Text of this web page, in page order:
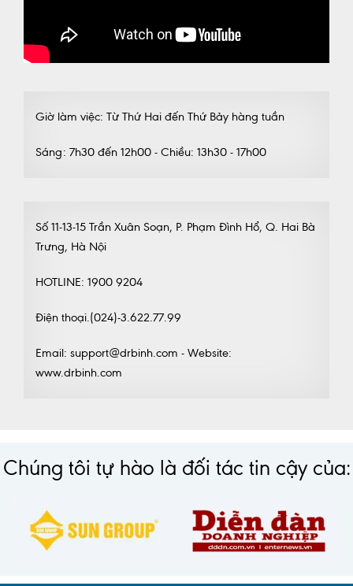
Giờ làm việc: Từ Thứ Hai đến Thứ Bảy hàng tuần
Sáng: 7h30 đến 12h00 - Chiều: 13h30 - 17h00
Số 11-13-15 Trần Xuân Soạn, P. Phạm Đình Hổ, Q. Hai Bà
Trưng, Hà Nội
HOTLINE: 1900 9204
Điện thoại.(024)-3.622.77.99
Email: support@drbinh.com - Website:
www.drbinh.com
Chúng tôi tự hào là đối tác tin cậy của: